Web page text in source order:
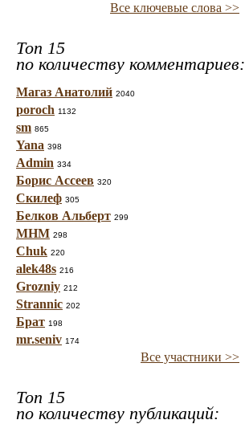
Все ключевые слова >>
Топ 15
по количеству комментариев:
Магаз Анатолий 2040
poroch 1132
sm 865
Yana 398
Admin 334
Борис Ассеев 320
Скилеф 305
Белков Альберт 299
МНМ 298
Chuk 220
alek48s 216
Grozniy 212
Strannic 202
Брат 198
mr.seniv 174
Все участники >>
Топ 15
по количеству публикаций: